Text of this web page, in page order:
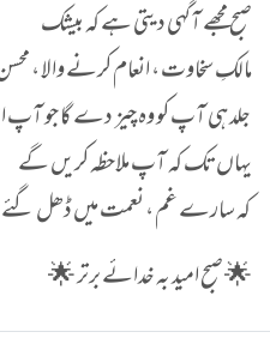
صبح مجھے آگہی دیتی ہے کہ بیشک
مالکِ سخاوت ، انعام کرنے والا ،
جلد ہی آپ کو وہ چیز دے گا جو آپ
یہاں تک کہ آپ ملاحظہ کریں گے
کہ سارے غم ، نعمت میں ڈھل گئے
🌟 صبح امید بہ خدائے برتر 🌟